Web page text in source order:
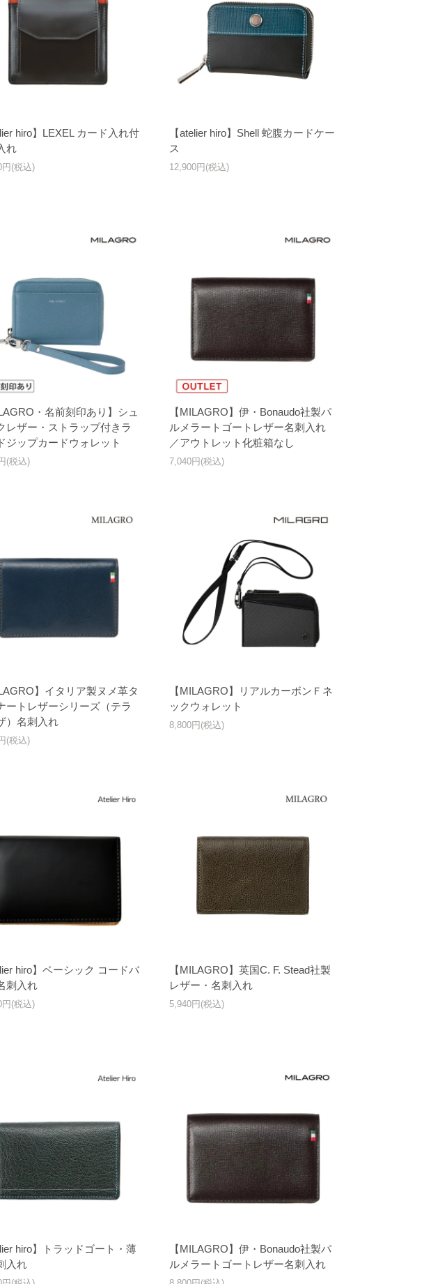
hiro】LEXEL カード入れ付
れ
円(税込)
【atelier hiro】Shell 蛇腹カードケー
ス
12,900円(税込)
・名前刻印あり】シュ
レザー・ストラップ付きラ
ジップカードウォレット
(税込)
【MILAGRO】伊・Bonaudo社製パ
ルメラートゴートレザー名刺入れ
／アウトレット化粧箱なし
7,040円(税込)
】イタリア製ヌメ革タ
ートレザーシリーズ（テラ
）名刺入れ
(税込)
【MILAGRO】リアルカーボンＦネ
ックウォレット
8,800円(税込)
hiro】ベーシック コードバ
刺入れ
円(税込)
【MILAGRO】英国C. F. Stead社製
レザー・名刺入れ
5,940円(税込)
hiro】トラッドゴート・薄
入れ
【MILAGRO】伊・Bonaudo社製パ
ルメラートゴートレザー名刺入れ